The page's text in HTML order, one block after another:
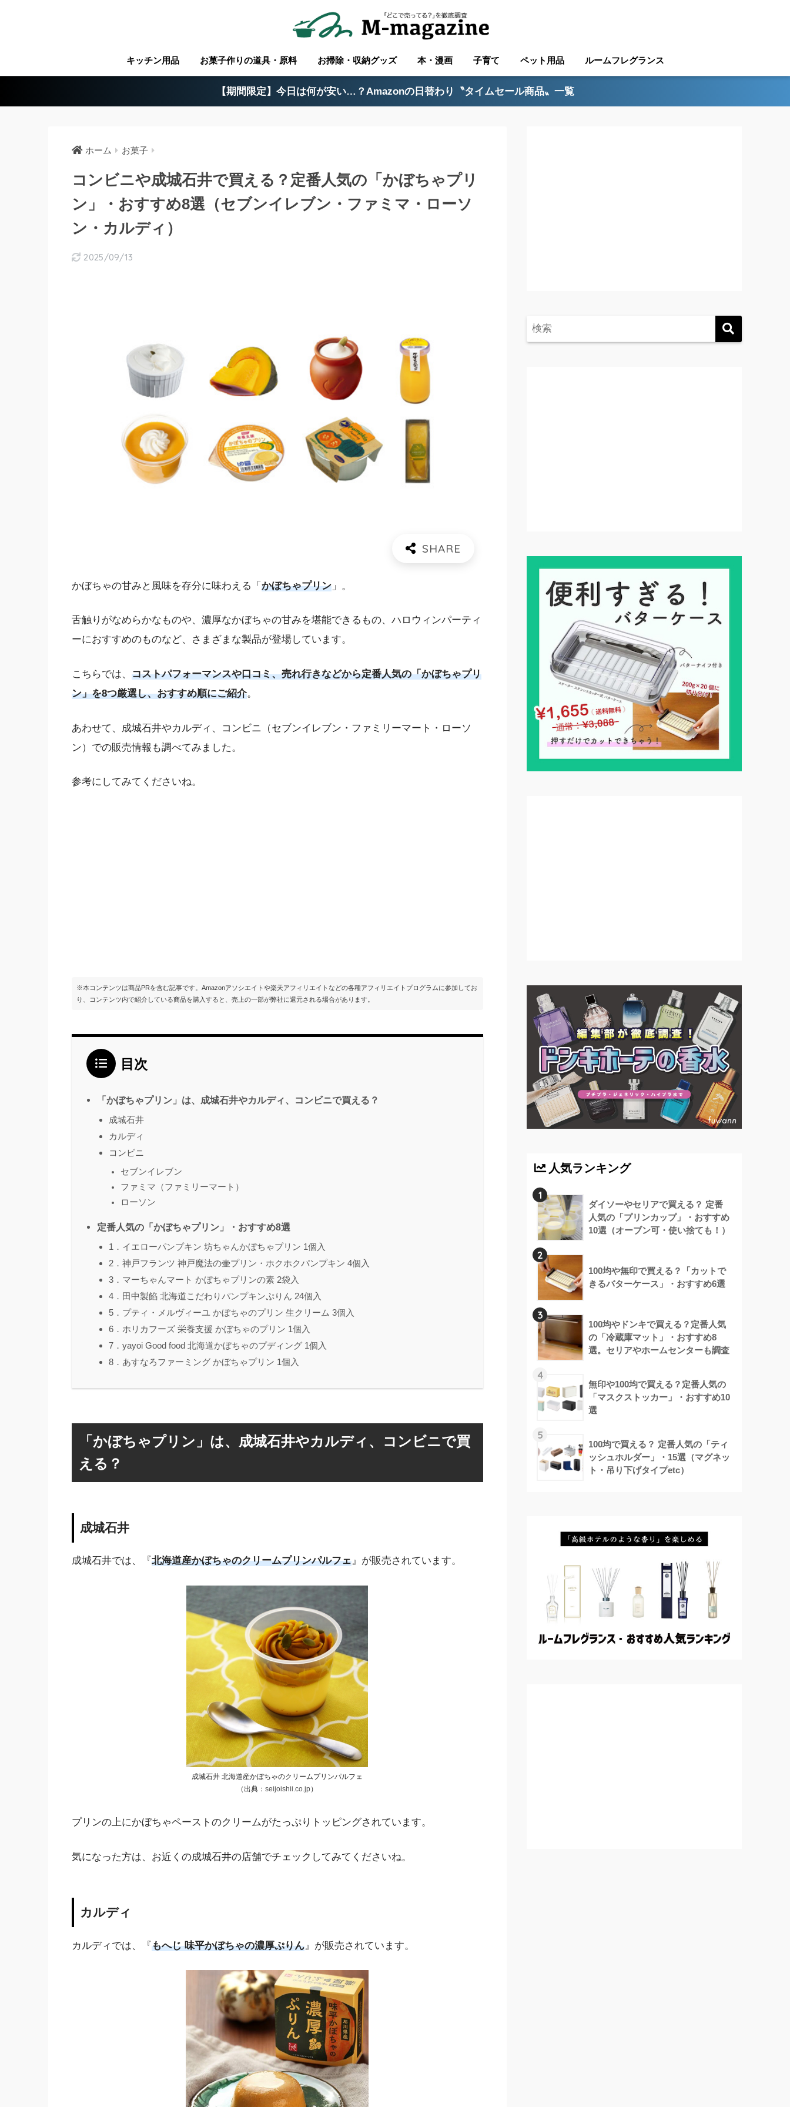
キッチン用品 お菓子作りの道具・原料 お掃除・収納グッズ 本・漫画 子育て ペット用品 ルームフレグランス
【期間限定】今日は何が安い…？Amazonの日替わり〝タイムセール商品〟一覧
ホーム お菓子
コンビニや成城石井で買える？定番人気の「かぼちゃプリ
ン」・おすすめ8選（セブンイレブン・ファミマ・ローソ
ン・カルディ）
2025/09/13
かぼちゃの甘みと風味を存分に味わえる「 かぼちゃプリン 」。
舌触りがなめらかなものや、濃厚なかぼちゃの甘みを堪能できるもの、ハロウィンパーティ
ーにおすすめのものなど、さまざまな製品が登場しています。
こちらでは、 コストパフォーマンスや口コミ、売れ行きなどから定番人気の「かぼちゃプリ
ン」を8つ厳選し、おすすめ順にご紹介。
あわせて、成城石井やカルディ、コンビニ（セブンイレブン・ファミリーマート・ローソ
ン）での販売情報も調べてみました。
参考にしてみてくださいね。
※本コンテンツは商品PRを含む記事です。Amazonアソシエイトや楽天アフィリエイトなどの各種アフィリエイトプログラムに参加してお
り、コンテンツ内で紹介している商品を購入すると、売上の一部が弊社に還元される場合があります。
目次
「かぼちゃプリン」は、成城石井やカルディ、コンビニで買える？
成城石井
カルディ
コンビニ
セブンイレブン
ファミマ（ファミリーマート）
ローソン
定番人気の「かぼちゃプリン」・おすすめ8選
1．イエローパンプキン 坊ちゃんかぼちゃプリン 1個入
2．神戸フランツ 神戸魔法の壷プリン・ホクホクパンプキン 4個入
3．マーちゃんマート かぼちゃプリンの素 2袋入
4．田中製餡 北海道こだわりパンプキンぷりん 24個入
5．プティ・メルヴィーユ かぼちゃのプリン 生クリーム 3個入
6．ホリカフーズ 栄養支援 かぼちゃのプリン 1個入
7．yayoi Good food 北海道かぼちゃのプディング 1個入
8．あすなろファーミング かぼちゃプリン 1個入
「かぼちゃプリン」は、成城石井やカルディ、コンビニで買
える？
成城石井
成城石井では、『北海道産かぼちゃのクリームプリンパルフェ』が販売されています。
成城石井 北海道産かぼちゃのクリームプリンパルフェ
（出典：seijoishii.co.jp）
プリンの上にかぼちゃペーストのクリームがたっぷりトッピングされています。
気になった方は、お近くの成城石井の店舗でチェックしてみてくださいね。
カルディ
カルディでは、『もへじ 味平かぼちゃの濃厚ぷりん 』が販売されています。
人気ランキング
1
ダイソーやセリアで買える？ 定番
人気の「プリンカップ」・おすすめ
10選（オーブン可・使い捨ても！）
2
100均や無印で買える？「カットで
きるバターケース」・おすすめ6選
3
100均やドンキで買える？定番人気
の「冷蔵庫マット」・おすすめ8
選。セリアやホームセンターも調査
4
無印や100均で買える？定番人気の
「マスクストッカー」・おすすめ10
選
5
100均で買える？ 定番人気の「ティ
ッシュホルダー」・15選（マグネッ
ト・吊り下げタイプetc）